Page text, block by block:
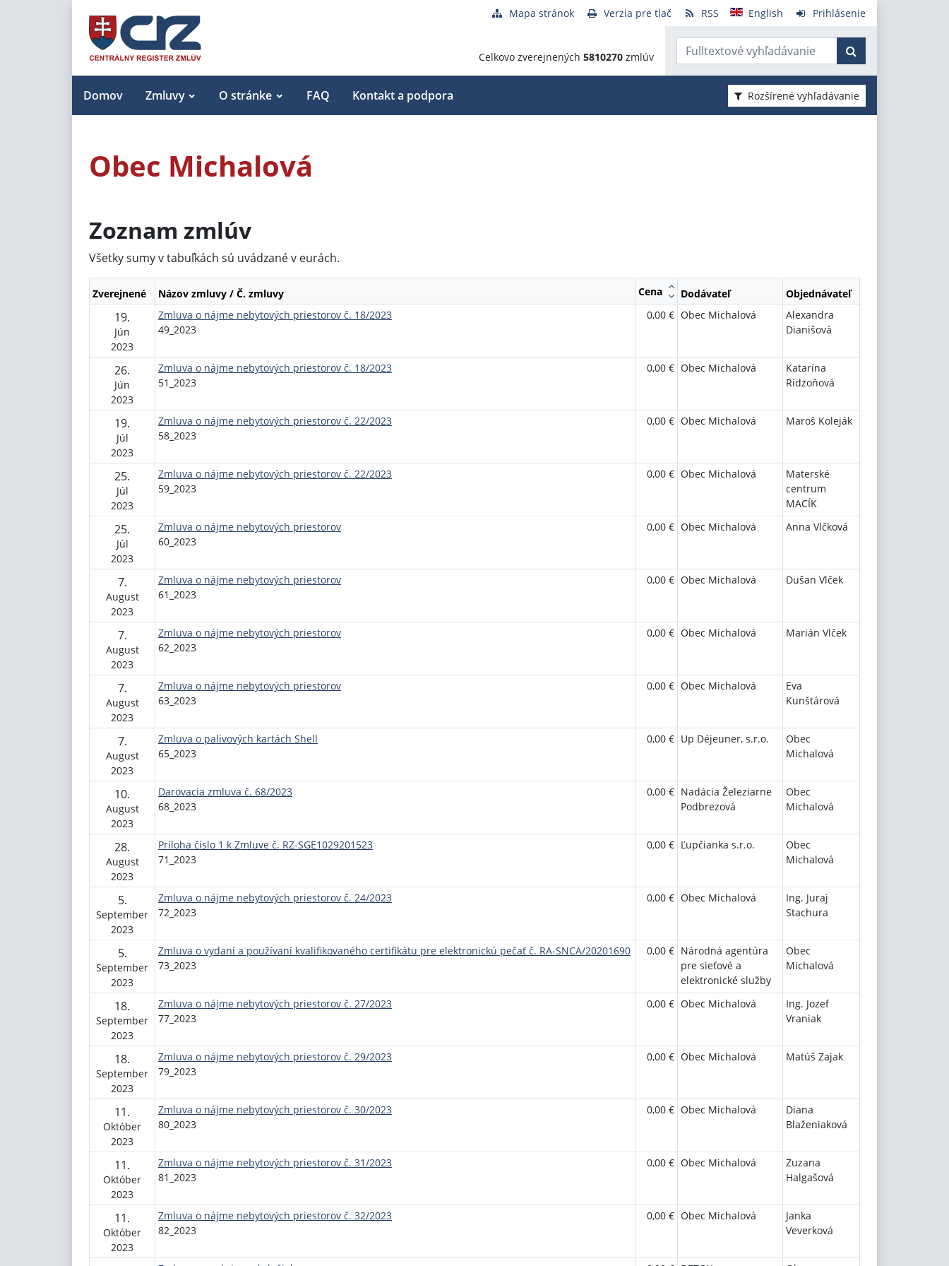
Mapa stránok Verzia pre tlač RSS English Prihlásenie
Celkovo zverejnených 5810270 zmlúv
Domov Zmluvy O stránke FAQ Kontakt a podpora Rozšírené vyhľadávanie
Obec Michalová
Zoznam zmlúv
Všetky sumy v tabuľkách sú uvádzané v eurách.
Zverejnené Názov zmluvy / Č. zmluvy Cena Dodávateľ Objednávateľ
19.
Jún
2023
Zmluva o nájme nebytových priestorov č. 18/2023
49_2023
0,00 € Obec Michalová
Alexandra
Dianišová
26.
Jún
2023
Zmluva o nájme nebytových priestorov č. 18/2023
51_2023
0,00 € Obec Michalová
Katarína
Ridzoňová
19.
Júl
2023
Zmluva o nájme nebytových priestorov č. 22/2023
58_2023
0,00 € Obec Michalová Maroš Koleják
25.
Júl
2023
Zmluva o nájme nebytových priestorov č. 22/2023
59_2023
0,00 € Obec Michalová
Materské
centrum
MACÍK
25.
Júl
2023
Zmluva o nájme nebytových priestorov
60_2023
0,00 € Obec Michalová Anna Vlčková
7.
August
2023
Zmluva o nájme nebytových priestorov
61_2023
0,00 € Obec Michalová Dušan Vlček
7.
August
2023
Zmluva o nájme nebytových priestorov
62_2023
0,00 € Obec Michalová Marián Vlček
7.
August
2023
Zmluva o nájme nebytových priestorov
63_2023
0,00 € Obec Michalová
Eva
Kunštárová
7.
August
2023
Zmluva o palivových kartách Shell
65_2023
0,00 € Up Déjeuner, s.r.o.
Obec
Michalová
10.
August
2023
Darovacia zmluva č. 68/2023
68_2023
0,00 € Nadácia Železiarne
Podbrezová
Obec
Michalová
28.
August
2023
Príloha číslo 1 k Zmluve č. RZ-SGE1029201523
71_2023
0,00 € Ľupčianka s.r.o.
Obec
Michalová
5.
September
2023
Zmluva o nájme nebytových priestorov č. 24/2023
72_2023
0,00 € Obec Michalová
Ing. Juraj
Stachura
5.
September
2023
Zmluva o vydaní a používaní kvalifikovaného certifikátu pre elektronickú pečať č. RA-SNCA/20201690
73_2023
0,00 € Národná agentúra
pre sieťové a
elektronické služby
Obec
Michalová
18.
September
2023
Zmluva o nájme nebytových priestorov č. 27/2023
77_2023
0,00 € Obec Michalová
Ing. Jozef
Vraniak
18.
September
2023
Zmluva o nájme nebytových priestorov č. 29/2023
79_2023
0,00 € Obec Michalová Matúš Zajak
11.
Október
2023
Zmluva o nájme nebytových priestorov č. 30/2023
80_2023
0,00 € Obec Michalová
Diana
Blaženiaková
11.
Október
2023
Zmluva o nájme nebytových priestorov č. 31/2023
81_2023
0,00 € Obec Michalová
Zuzana
Halgašová
11.
Október
2023
Zmluva o nájme nebytových priestorov č. 32/2023
82_2023
0,00 € Obec Michalová
Janka
Veverková